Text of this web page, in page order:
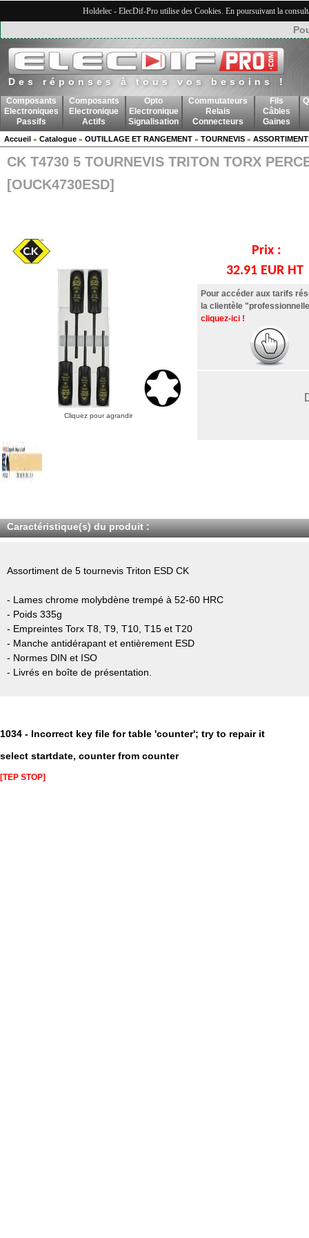
Holdelec - ElecDif-Pro utilise des Cookies. En poursuivant la
Des réponses à tous vos besoins !
Composants
Electroniques
Passifs
Composants
Electronique
Actifs
Opto
Electronique
Signalisation
Commutateurs
Relais
Connecteurs
Fils
Câbles
Gaines
Accueil » Catalogue » OUTILLAGE ET RANGEMENT » TOURNEVIS »
CK T4730 5 TOURNEVIS TRITON TORX
[OUCK4730ESD]
Cliquez pour agrandir
Prix :
32.91 EUR HT
Pour accéder aux tarifs
la clientèle
cliquez-ici !
Caractéristique(s) du produit :
Assortiment de 5 tournevis Triton ESD CK
- Lames chrome molybdène trempé à 52-60 HRC
- Poids 335g
- Empreintes Torx T8, T9, T10, T15 et T20
- Manche antidérapant et entièrement ESD
- Normes DIN et ISO
- Livrés en boîte de présentation.
1034 - Incorrect key file for table 'counter'; try to repair it
select startdate, counter from counter
[TEP STOP]